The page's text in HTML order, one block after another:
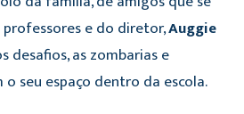
e do diretor,Auggie
desafios, as zombarias e
seu espaço dentro da escola.